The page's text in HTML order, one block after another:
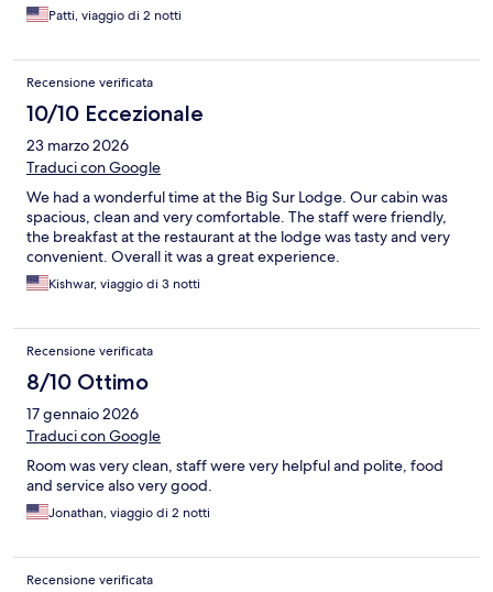
Patti, viaggio di 2 notti
Recensione verificata
10/10 Eccezionale
23 marzo 2026
Traduci con Google
We had a wonderful time at the Big Sur Lodge. Our cabin was
spacious, clean and very comfortable. The staff were friendly,
the breakfast at the restaurant at the lodge was tasty and very
convenient. Overall it was a great experience.
Kishwar, viaggio di 3 notti
Recensione verificata
8/10 Ottimo
17 gennaio 2026
Traduci con Google
Room was very clean, staff were very helpful and polite, food
and service also very good.
Jonathan, viaggio di 2 notti
Recensione verificata